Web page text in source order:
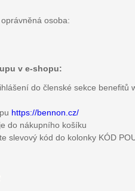
osoba:
v e-shopu:
do členské sekce benefitů
https://bennon.cz/
do nákupního košíku
slevový kód do kolonky KÓD